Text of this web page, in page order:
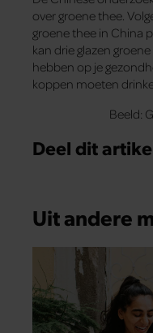
over groene thee.
groene thee in China
kan drie glazen
hebben op je
koppen moeten
Beeld:
Deel dit
Uit andere